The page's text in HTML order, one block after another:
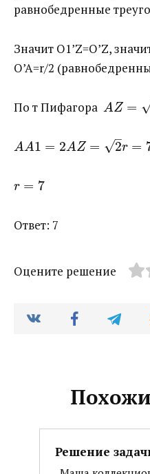
равнобедренные
Значит O1’Z=O’Z,
O’A=r/2
По т Пифагора ​ AZ =
AA1 = 2AZ = 2
–
√ r =
r = 7
Ответ: 7
Оцените решение
Решение